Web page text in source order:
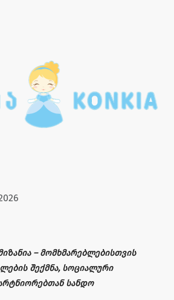
– მომხმარებლებისთვის
შექმნა, სოციალური
სანდო